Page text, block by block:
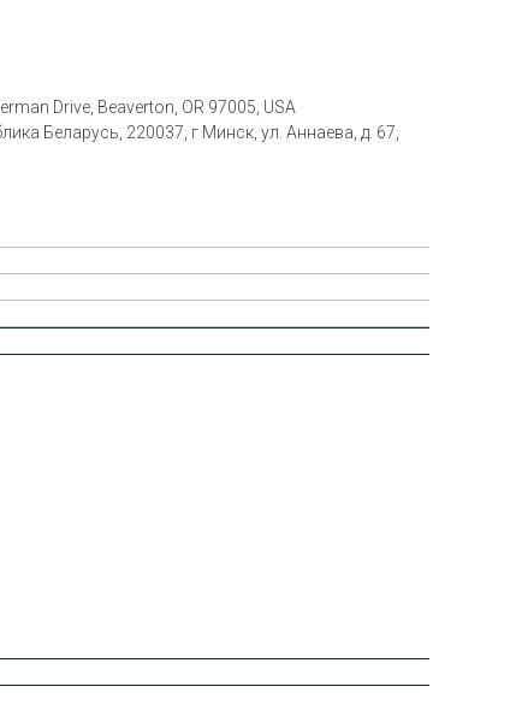
Drive, Beaverton, OR 97005, USA
Беларусь, 220037, г Минск, ул. Аннаева, д. 67,